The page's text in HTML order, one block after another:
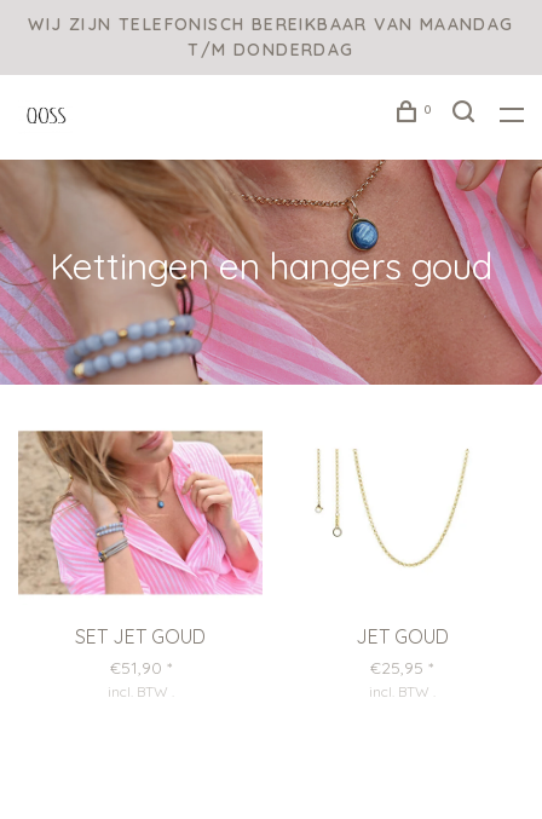
WIJ ZIJN TELEFONISCH BEREIKBAAR VAN MAANDAG
T/M DONDERDAG
0
Kettingen en hangers goud
SET JET GOUD
€51,90 *
incl. BTW
JET GOUD
€25,95 *
incl. BTW